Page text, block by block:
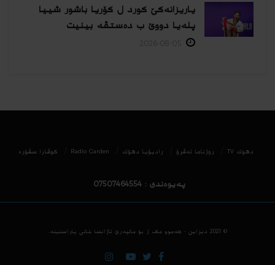
یاریزانەكێ کورد ل کۆریا باشور شییا
پلەیا دووێ ب دەستڤە بینیت
دھوك TV روژناما ئەڤرۆ رادیۆیا دهۆك Radio Garden كوڤارا سڤۆره‌
پەیوەندی : 07507464554
© 2021 دیزاین - هه‌موو ماف ژ بۆ مالپه‌رێ ئاژانسا خانی پاراستینه‌.